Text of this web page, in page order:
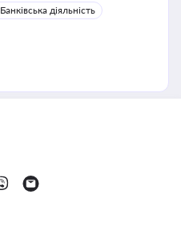
Банківська діяльність